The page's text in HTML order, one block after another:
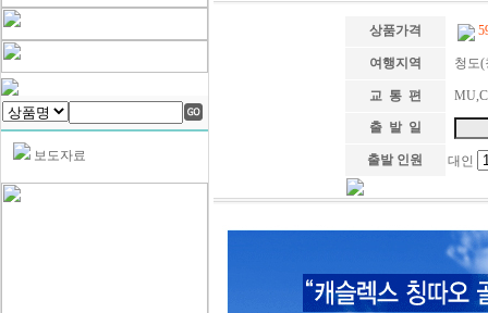
보도자료
상품가격
여행지역 청도(
교 통 편
출 발 일
출발 인원 대인